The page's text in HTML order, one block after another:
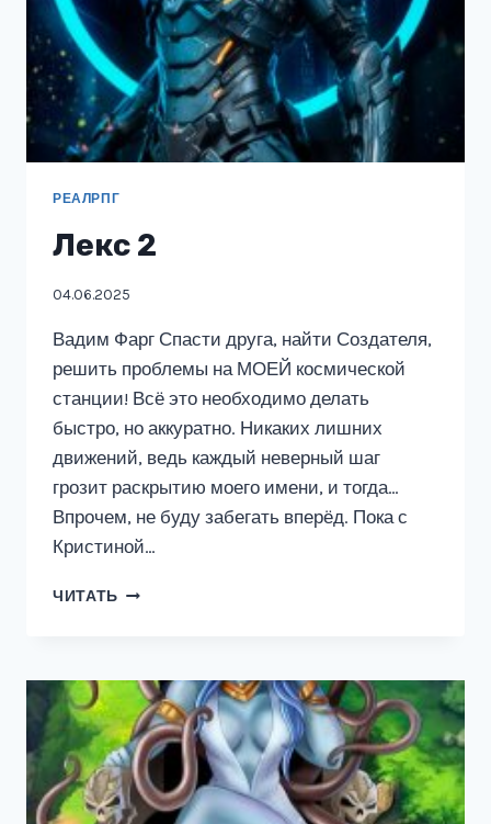
РЕАЛРПГ
Лекс 2
04.06.2025
Вадим Фарг Спасти друга, найти Создателя,
решить проблемы на МОЕЙ космической
станции! Всё это необходимо делать
быстро, но аккуратно. Никаких лишних
движений, ведь каждый неверный шаг
грозит раскрытию моего имени, и тогда…
Впрочем, не буду забегать вперёд. Пока с
Кристиной…
ЧИТАТЬ ЛЕКС